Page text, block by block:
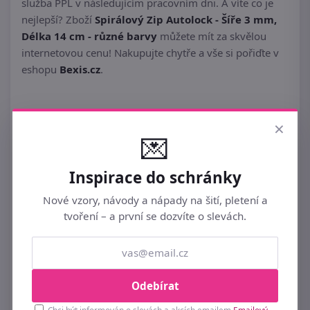
služba PPL v následujícím pracovním dni. A víte co je
nejlepší? Zboží Spirálový Zip Autolock - Šíře 3 mm,
Délka 14 cm - různé barvy můžete mít za skvělou
internetovou cenu! Nakupujte chytře a vše si pořiďte v
eshopu Bexis.cz.
Podobné ► ZIPY DO 19 CM
×
💌
Inspirace do schránky
Nové vzory, návody a nápady na šití, pletení a
tvoření – a první se dozvíte o slevách.
Odebírat